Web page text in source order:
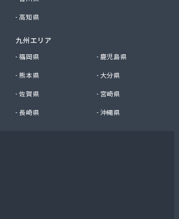
高知県
九州エリア
福岡県
鹿児島県
熊本県
大分県
佐賀県
宮崎県
長崎県
沖縄県